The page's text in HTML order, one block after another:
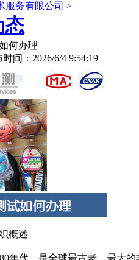
服务有限公司 >
态
何办理
：2026/6/4 9:54:19
概述
代，是全球最古老、最大